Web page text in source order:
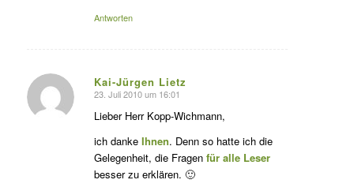
Antworten
Kai-Jürgen Lietz
s
agte:
23. Juli 2010 um 16:01
Lieber Herr Kopp-Wichmann,
ich danke Ihnen. Denn so hatte ich die
Gelegenheit, die Fragen für alle Leser
besser zu erklären. 🙂